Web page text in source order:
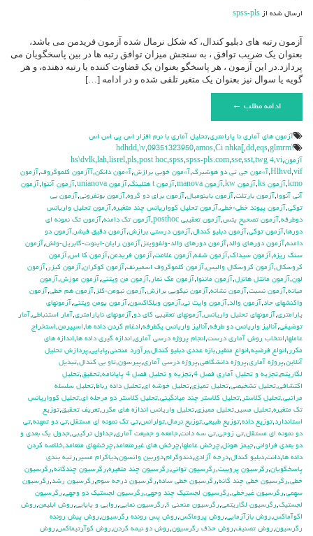
(Kendall’s
Ranks)
ارسال شده از spss-pls
آزمون رتبه های دبلیو کندال، که شکل نرمال شده آزمون فریدمن می باشد،
بعنوان یک ضریب توافق ، به سنجش میزان توافق رتبه ها در بین پاسخگویان می
پردازد.در این آزمون ، هر پاسخگو بعنوان یک قضاوت کننده یا رتبه دهنده، و هر
گویه یا سوال نیز بعنوان یک متغیر تلقی شده و در ادامه […]
ادامه مطلب ←
آزمون هاي آماري نا پارامتري,تحليل آماري با نرم افزار اس پي اس اس
\hdhdd
,\v,09351323950,amos,Ci nhka[ ,dd,eqs,glmrm
آزمون,
hs\dvlk,lah,lisrel,pls,post hoc,spss,spss-pls.com,sse,sst,twg 4,vi
Hlhvd,vif
,آ»مون جي تي دو هوشبرگ,آ»مون خوبي برازش,آ»مون دانكن,آآزمون كلموگروف,آزمون
kmo
,آزمون ks ,آزمون kw ,آزمون manova ,آزمون t هتلينگ ,آزمون unianova ,آزمون آننوا,آزمون
آني آنووا,آزمون بارتلت,آزمون باينوميال,آزمون براي دو گروه,آزمون بونفروني,آزمون بي
توكي,آزمون پيوند خطي-خطي,آزمون تحليل كوواريانس چند متغيره,آزمون تحليل واريانس
دوطرفه,آزمون تصحيح يتس,آزمون تعقيبي posthoc ,آزمون تك دامنه,آزمون تك نمونه اي
دورها,آزمون توكي,آزمون دبليو كندال,آزمون درستي برازش,آزمون دقيق فيشر ,آزمون دو
دامنه,آزمون دورهاي والد,آزمون دورهاي والد-ولفوويتز ,آزمون رايان-اينوت-گابريل-ولش,آزمون
سنگ ريزه,آزمون سيداك,آزمون شفه,آزمون علامت,آزمون فريدمن,آزمون كا اس,آزمون
كروسكال,آزمون كروسكال واليس,آزمون كلموگروف اسميرنف,آزمون كوكران,آزمون كيزر ,آزمون
لون,آزمون مانتل هانزل,آزمون ماننوا,آزمون مك نمار ,آزمون من ويتني,آزمون موزش,آزمون
ميانه,آزمون نسبت,آزمون نشانه,آزمون نيكويي برازش,آزمون نيومن-كلز ,آزمون هم خطي,آزمون
واكنشهاي حاد,آزمون والد,آزمون وايت ني,آزمون ويلكاكسون,آزمون يومن ويتني,آزمونهاي
پارامتري,آزمونهاي تحليل واريانس,آزمونهاي تعقيبي كاي دو,آزمونهاي ناپارامتري,آمار استنباطي,آمار
توضيفي,آناليز واريانس دو طرفه,آناليز واريانس يکطرفه,ادغام كردن داده ها,اسپيرمن,استخراج
عاملها,انتخاب روش آماري درست,انجام پروژه درسي آماري,اندازه گيري داده ها,اندازه هاي
مكرر ,انواع فرضيه,انواع متغير ,بازه عددي دبليو كندال,برآورد منحني,پايايي,پردازش تحليل
آنلاين,پروژه آماري,پروژه دانشگاهي,پروژه درسي آماري,پيرسون,تاو بي کندال,تبديل
لگاريتم,تجزيه و تحليل آماري فصل 4 ,تجزيه و تحليل فصل 4 پايانامه ,تحقيق,تحليل
اكتشافي,تحليل تشخيصي,تحليل تميزي,تحليل خوشه اي,تحليل داده رباط,تحليل سلسله
مراتبي,تحليل كلاستر ,تحليل كلاستر چند ميانگيني,تحليل كلاستر دو مرحله اي,تحليل كوواريانس
تك متغيره,تحليل مسير ,تحليل مميزي,تحليل واريانس اندازه هاي مكرر ,تعريف تحقيق,توزيع
استاندارد,توزيع داده,توزيع طبيعي,توزيع نرمال,تولرانس,تي تک نمونه اي مستقل,تي دو تمهنه,تي
دو نمونه اي مستقل,تي زوجي,تي سه دانت,جامعه و جميعت آماري,جداول تركيبي,جدول يك بعدي و
دو بعدي فراواني,جيمز هوئل,چرخش عاملها,چرخش هاي غيرمتعامد,چرخشهاي متعامد,خلاصه كردن
داده ها,دانت,دبليو كندال,درجه آزادي,دندوگرام,دوربين واتسون,دياگرام مسير ,رتبه بندي
پاسخگويان,رگرسيون پروبيت,رگرسيون تواني,رگرسيون چند متغيره,رگرسيون چندگانه,رگرسيون
خطي,رگرسيون خطي چند گانه,رگرسيون خطي ساده,رگرسيون درجه سوم,رگرسيون رشد,رگرسيون
سهمي,رگرسيون غيرخطي,رگرسيون لجستيك چند وجهي,رگرسيون لجستيك دو وجهي,رگرسيون
لجستيک,رگرسيون لگاريتمي,رگرسيون منحني s ,رگرسيون نمايي,روايي و پايايي,روش ابليمن,روش
اكوآماكس,روش بازآزمايي,روش پروماكس,روش پس رونده رگرسيون,روش پيش رونده
رگرسيون,روش تصنيف,روش حذف رگرسيون,روش دو نيمه كردن,روش كوآرتيماكس,روش